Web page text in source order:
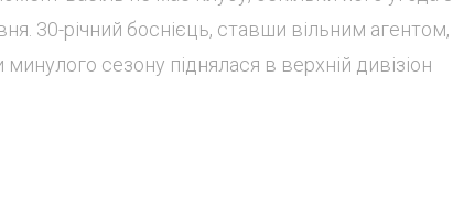
30-річний боснієць, ставши вільним агентом,
сезону піднялася в верхній дивізіон